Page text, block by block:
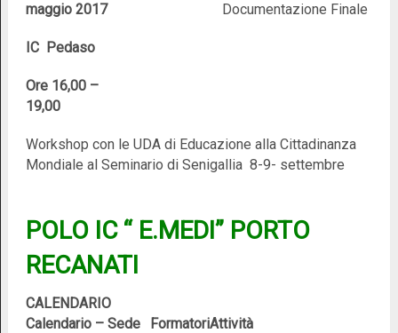
maggio 2017
IC Pedaso
Ore 16,00 –
19,00
Documentazione Finale
Workshop con le UDA di Educazione alla Cittadinanza
Mondiale al Seminario di Senigallia 8-9- settembre
POLO IC “ E.MEDI” PORTO
RECANATI
CALENDARIO
Calendario – Sede
FormatoriAttività